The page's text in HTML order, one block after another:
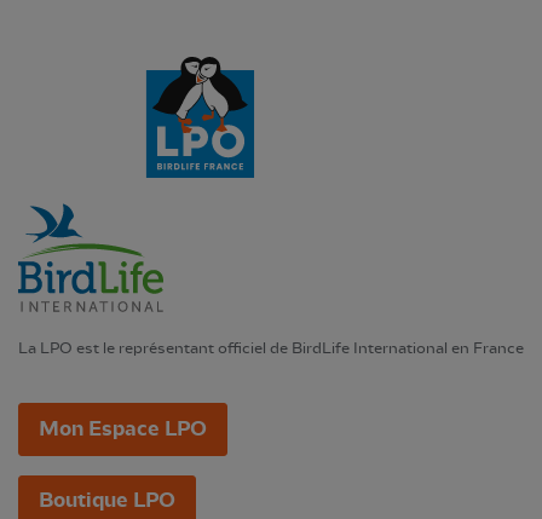
La LPO est le représentant officiel de BirdLife International en France
Mon Espace LPO
Boutique LPO